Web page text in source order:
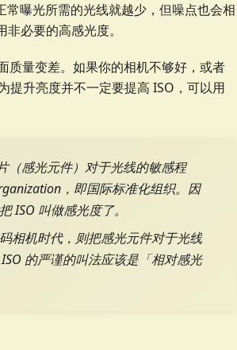
曝光所需的光线就越少，但噪点也会相
必要的高感光度。
质量变差。如果你的相机不够好，或者
提升亮度并不一定要提高 ISO，可以用
（感光元件）对于光线的敏感程
，即国际标准化组织。因
ISO 叫做感光度了。
相机时代，则把感光元件对于光线
的严谨的叫法应该是「相对感光